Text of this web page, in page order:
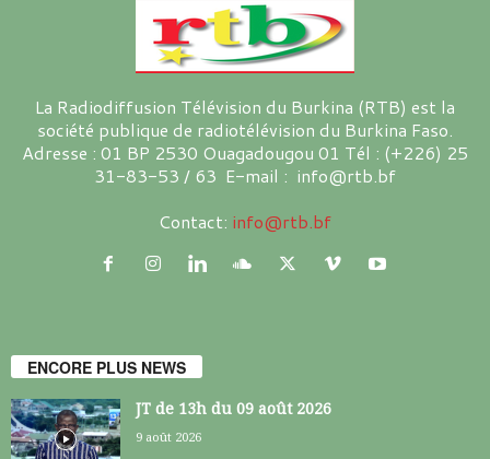
La Radiodiffusion Télévision du Burkina (RTB) est la
société publique de radiotélévision du Burkina Faso.
Adresse : 01 BP 2530 Ouagadougou 01 Tél : (+226) 25
31-83-53 / 63 E-mail : info@rtb.bf
Contact: info@rtb.bf
ENCORE PLUS NEWS
JT de 13h du 09 août 2026
9 août 2026